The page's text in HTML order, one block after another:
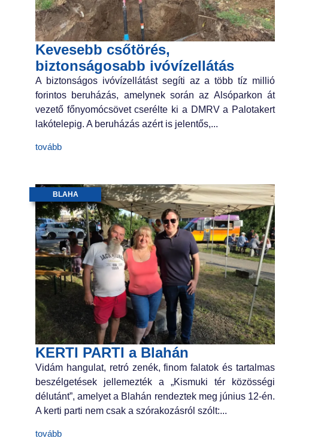
Kevesebb csőtörés,
biztonságosabb ivóvízellátás
A biztonságos ivóvízellátást segíti az a több tíz millió
forintos beruházás, amelynek során az Alsóparkon át
vezető főnyomócsövet cserélte ki a DMRV a Palotakert
lakótelepig. A beruházás azért is jelentős,...
tovább
KERTI PARTI a Blahán
BLAHA
Vidám hangulat, retró zenék, finom falatok és tartalmas
beszélgetések jellemezték a „Kismuki tér közösségi
délutánt”, amelyet a Blahán rendeztek meg június 12-én.
A kerti parti nem csak a szórakozásról szólt:...
tovább